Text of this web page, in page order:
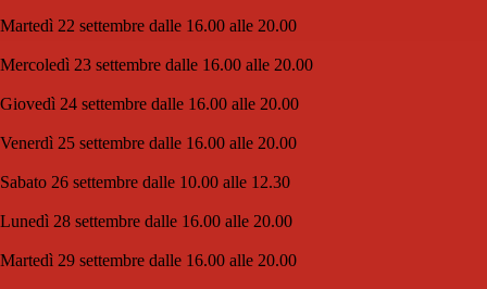
Martedì 22 settembre dalle 16.00 alle 20.00
Mercoledì 23 settembre dalle 16.00 alle 20.00
Giovedì 24 settembre dalle 16.00 alle 20.00
Venerdì 25 settembre dalle 16.00 alle 20.00
Sabato 26 settembre dalle 10.00 alle 12.30
Lunedì 28 settembre dalle 16.00 alle 20.00
Martedì 29 settembre dalle 16.00 alle 20.00